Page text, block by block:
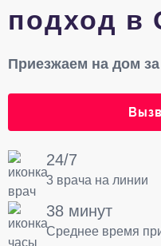
подход в
Приезжаем на дом за
24/7
3 врача на линии
38 минут
Среднее время